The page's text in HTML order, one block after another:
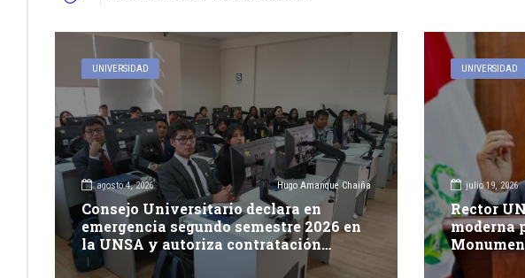
UNIVERSIDAD
agosto 4, 2026 Hugo Amanque Chaiña
Consejo Universitario declara en
emergencia segundo semestre 2026 en
la UNSA y autoriza contratación
excepcional de docentes
UNIVERSIDAD
julio 19, 2026
Rector
moderna